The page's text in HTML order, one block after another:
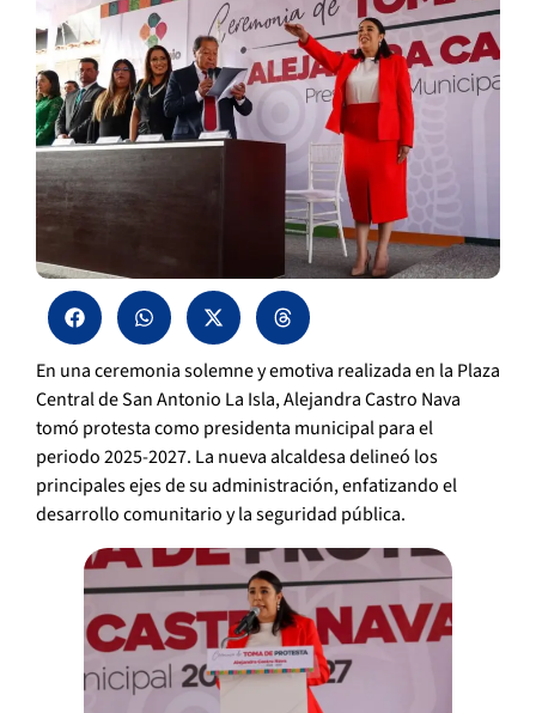
En una ceremonia solemne y emotiva realizada en la Plaza
Central de San Antonio La Isla, Alejandra Castro Nava
tomó protesta como presidenta municipal para el
periodo 2025-2027. La nueva alcaldesa delineó los
principales ejes de su administración, enfatizando el
desarrollo comunitario y la seguridad pública.